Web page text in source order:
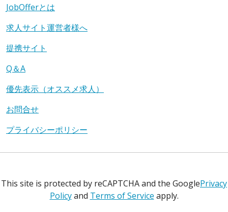
JobOfferとは
求人サイト運営者様へ
提携サイト
Q＆A
優先表示（オススメ求人）
お問合せ
プライバシーポリシー
This site is protected by reCAPTCHA and the GooglePrivacy
Policyand Terms of Service apply.